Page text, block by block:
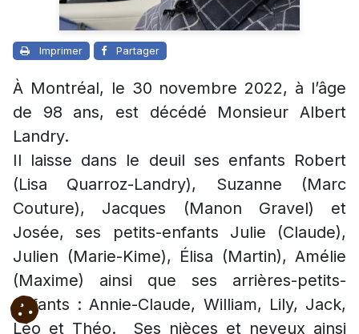
Imprimer Partager
À Montréal, le 30 novembre 2022, à l’âge
de 98 ans, est décédé Monsieur Albert
Landry.
Il laisse dans le deuil ses enfants Robert
(Lisa Quarroz-Landry), Suzanne (Marc
Couture), Jacques (Manon Gravel) et
Josée, ses petits-enfants Julie (Claude),
Julien (Marie-Kime), Élisa (Martin), Amélie
(Maxime) ainsi que ses arrières-petits-
enfants : Annie-Claude, William, Lily, Jack,
Léo et Théo. Ses nièces et neveux ainsi